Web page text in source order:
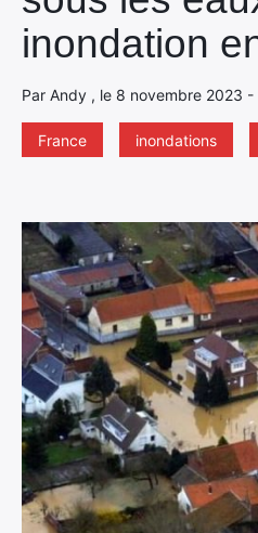
inondation
Par Andy , le 8 novembre 2023
France inondations